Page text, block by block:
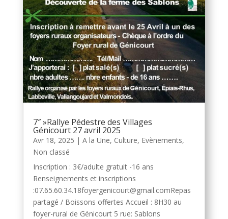
7″ »Rallye Pédestre des Villages
Génicourt 27 avril 2025
Avr 18, 2025 | A la Une, Culture, Evènements,
Non classé
Inscription : 3€/adulte gratuit -16 ans
Renseignements et inscriptions
:07.65.60.34.18foyergenicourt@gmail.comRepas
partagé / Boissons offertes Accueil : 8H30 au
foyer-rural de Génicourt 5 rue: Sablons